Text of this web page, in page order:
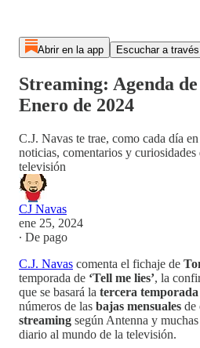
Abrir en la app Escuchar a
Streaming: Agenda
Enero de 2024
C.J. Navas te trae, como cada día
noticias, comentarios y curiosidades
televisión
CJ Navas
ene 25, 2024
∙ De pago
C.J. Navas comenta el fichaje de
temporada de ‘Tell me lies’, la
que se basará la tercera temporada
números de las bajas mensuales de
streaming según Antenna y
diario al mundo de la televisión.